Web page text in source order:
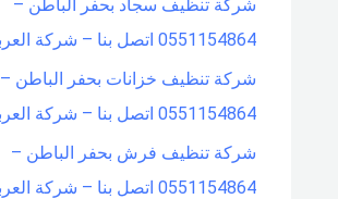
شركة تنظيف سجاد بحفر الباطن –
0551154864 اتصل بنا – شركة العربي
شركة تنظيف خزانات بحفر الباطن –
0551154864 اتصل بنا – شركة العربي
شركة تنظيف فرش بحفر الباطن –
0551154864 اتصل بنا – شركة العربي